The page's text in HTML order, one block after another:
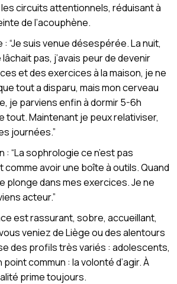
circuits attentionnels, réduisant à
de l’acouphène.
: “Je suis venue désespérée. La nuit,
pas, j’avais peur de devenir
et des exercices à la maison, je ne
tout a disparu, mais mon cerveau
je parviens enfin à dormir 5-6h
tout. Maintenant je peux relativiser,
journées.”
: “La sophrologie ce n’est pas
comme avoir une boîte à outils. Quand
plonge dans mes exercices. Je ne
acteur.”
est rassurant, sobre, accueillant,
veniez de Liège ou des alentours
des profils très variés : adolescents,
commun : la volonté d’agir. À
prime toujours.